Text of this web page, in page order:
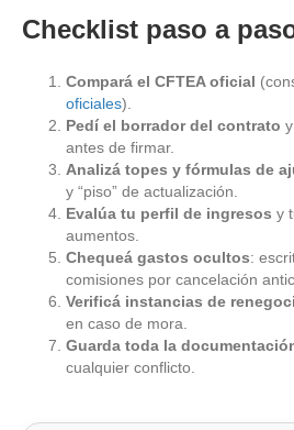
Checklist paso a
Compará el CFTEA oficial
oficiales).
Pedí el borrador del contrato
antes de firmar.
Analizá topes y fórmulas de
y “piso” de actualización.
Evalúa tu perfil de ingresos y
aumentos.
Chequeá gastos ocultos:
comisiones por cancelación
Verificá instancias de
en caso de mora.
Guarda toda la
cualquier conflicto.